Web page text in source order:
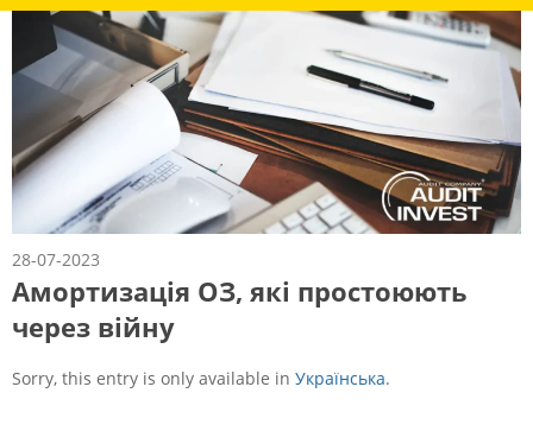
28-07-2023
Амортизація ОЗ, які простоюють
через війну
Sorry, this entry is only available in Українська.